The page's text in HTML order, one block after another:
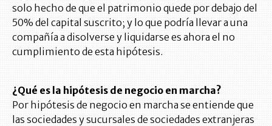
solo hecho de que el patrimonio quede por debajo del
50% del capital suscrito; y lo que podría llevar a una
compañía a disolverse y liquidarse es ahora el no
cumplimiento de esta hipótesis.
¿Qué es la hipótesis de negocio en marcha?
Por hipótesis de negocio en marcha se entiende que
las sociedades y sucursales de sociedades extranjeras